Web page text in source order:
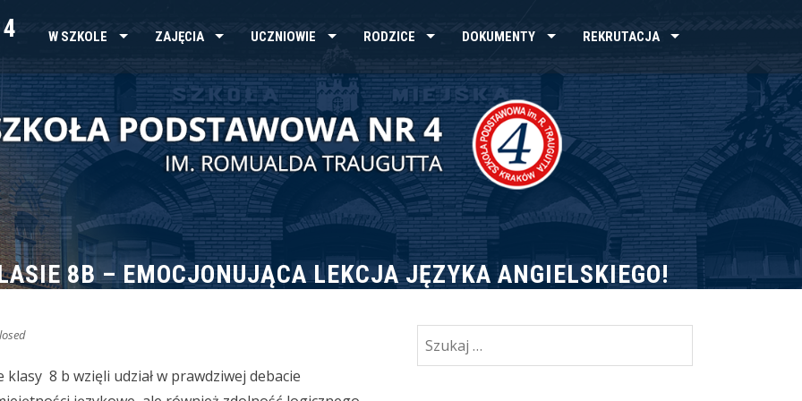
W SZKOLE ZAJĘCIA UCZNIOWIE RODZICE DOKUMENTY REKRUTACJA
8B – EMOCJONUJĄCA LEKCJA JĘZYKA ANGIELSKIEGO!
8 b wzięli udział w prawdziwej debacie
Szukaj: